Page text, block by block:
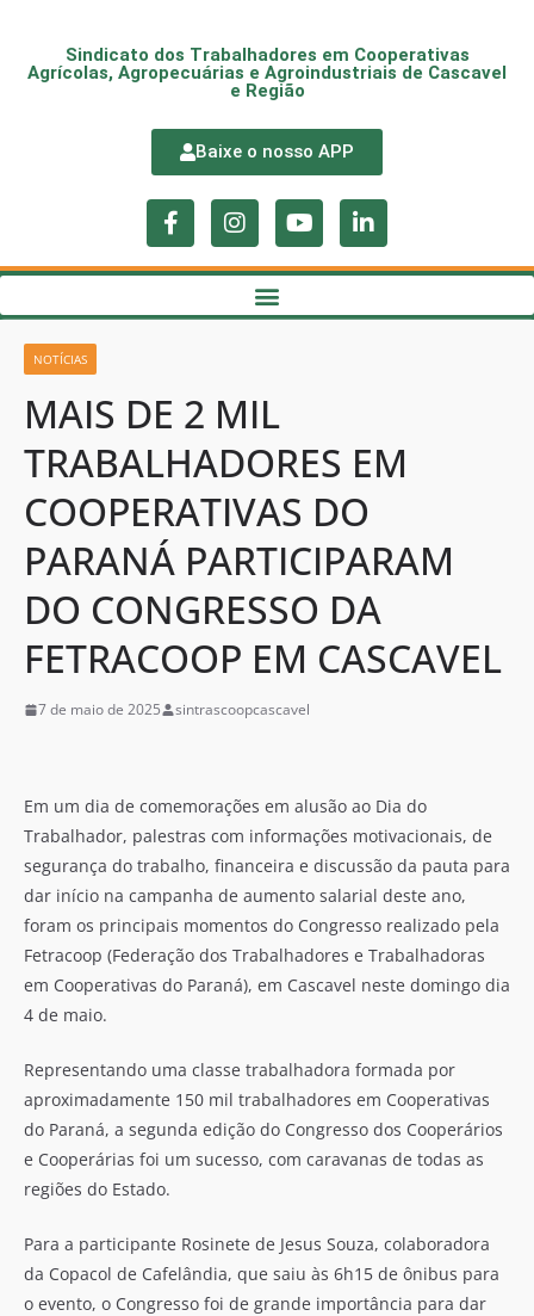
Sindicato dos Trabalhadores em Cooperativas
Agrícolas, Agropecuárias e Agroindustriais de Cascavel
e Região
Baixe o nosso APP
NOTÍCIAS
MAIS DE 2 MIL
TRABALHADORES EM
COOPERATIVAS DO
PARANÁ PARTICIPARAM
DO CONGRESSO DA
FETRACOOP EM CASCAVEL
7 de maio de 2025 sintrascoopcascavel
Em um dia de comemorações em alusão ao Dia do
Trabalhador, palestras com informações motivacionais, de
segurança do trabalho, financeira e discussão da pauta para
dar início na campanha de aumento salarial deste ano,
foram os principais momentos do Congresso realizado pela
Fetracoop (Federação dos Trabalhadores e Trabalhadoras
em Cooperativas do Paraná), em Cascavel neste domingo dia
4 de maio.
Representando uma classe trabalhadora formada por
aproximadamente 150 mil trabalhadores em Cooperativas
do Paraná, a segunda edição do Congresso dos Cooperários
e Cooperárias foi um sucesso, com caravanas de todas as
regiões do Estado.
Para a participante Rosinete de Jesus Souza, colaboradora
da Copacol de Cafelândia, que saiu às 6h15 de ônibus para
o evento, o Congresso foi de grande importância para dar